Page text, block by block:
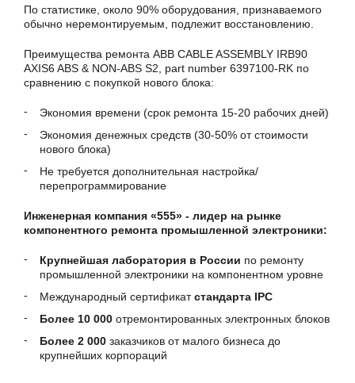
По статистике, около 90% оборудования, признаваемого
обычно неремонтируемым, подлежит восстановлению.
Преимущества ремонта ABB CABLE ASSEMBLY IRB90
AXIS6 ABS & NON-ABS S2, part number 6397100-RK по
сравнению с покупкой нового блока:
Экономия времени (срок ремонта 15-20 рабочих дней)
Экономия денежных средств (30-50% от стоимости
нового блока)
Не требуется дополнительная настройка/
перепрограммирование
Инженерная компания «555» - лидер на рынке
компонентного ремонта промышленной электроники:
Крупнейшая лаборатория в России по ремонту
промышленной электроники на компонентном уровне
Международный сертификатстандарта IPC
Более 10 000 отремонтированных электронных блоков
Более 2 000 заказчиков от малого бизнеса до
крупнейших корпораций